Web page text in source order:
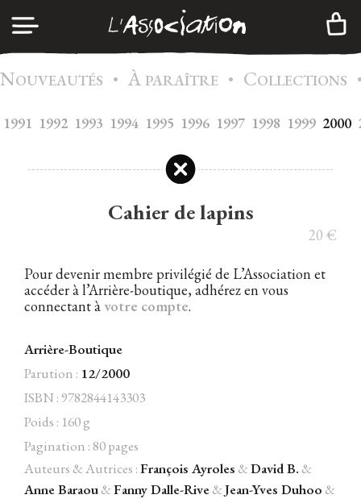
AGENDA
CATALOGUE
CONTACTS
NEWSLETTER
Facebook
incandescence
Version 2.3.3
CONNEXION
CRÉER UN COMPTE
NOUVEAUTÉS • À PARAÎTRE • COLLECTIONS
1991 1992 1993 1994 1995 1996 1997 1998 1999 2000
Cahier de lapins
20 €
Pour devenir membre privilégié de L’Association et
accéder à l’Arrière-boutique, adhérez en vous
connectant à votre compte.
Arrière-Boutique
Parution : 12/2000
ISBN : 9782844143303
Poids : 160 g
Pagination : 80 pages
Auteurs & Autrices :François Ayroles &David B. &
Anne Baraou&Fanny Dalle-Rive&Jean-Yves Duhoo &